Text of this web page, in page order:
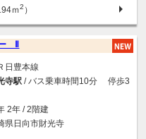
ｍ2 ）
Ⅱ
日豊本線
寺駅 / バス乗車時間10分 停歩3
2年 / 2階建
県日向市財光寺